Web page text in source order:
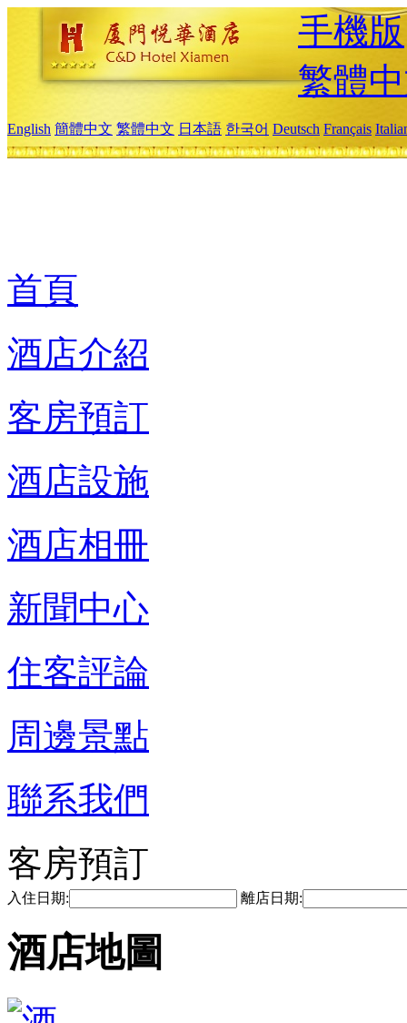
手機版
繁體
English 簡體中文 繁體中文 日本語 한국어 Deutsch Français
首頁
酒店介紹
客房預訂
酒店設施
酒店相冊
新聞中心
住客評論
周邊景點
聯系我們
客房預訂
入住日期: 離店日期:
酒店地圖